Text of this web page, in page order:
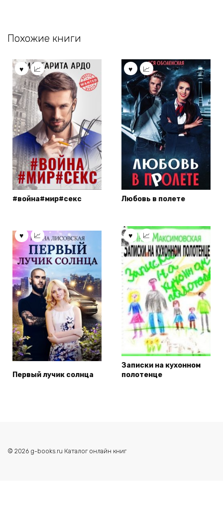
Похожие книги
#война#мир#секс Любовь в полете
Первый лучик солнца
Записки на кухонном
полотенце
© 2026 g-books.ru Каталог онлайн книг